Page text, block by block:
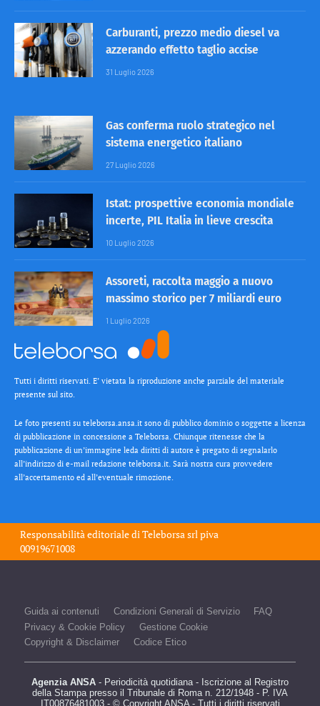
Carburanti, prezzo medio diesel va
azzerando effetto taglio accise
31 Luglio 2026
Gas conferma ruolo strategico nel
sistema energetico italiano
27 Luglio 2026
Istat: prospettive economia mondiale
incerte, PIL Italia in lieve crescita
10 Luglio 2026
Assoreti, raccolta maggio a nuovo
massimo storico per 7 miliardi euro
1 Luglio 2026
Tutti i diritti riservati. E’ vietata la riproduzione anche parziale del materiale
presente sul sito.
Le foto presenti su teleborsa.ansa.it sono di pubblico dominio o soggette a licenza
di pubblicazione in concessione a Teleborsa. Chiunque ritenesse che la
pubblicazione di un’immagine leda diritti di autore è pregato di segnalarlo
all’indirizzo di e-mail redazione teleborsa.it. Sarà nostra cura provvedere
all’accertamento ed all’eventuale rimozione.
Responsabilità editoriale diTeleborsa srlpiva
00919671008
Guida ai contenuti Condizioni Generali di Servizio
FAQ
Privacy & Cookie Policy
Gestione Cookie
Copyright & Disclaimer
Codice Etico
Agenzia ANSA - Periodicità quotidiana - Iscrizione al Registro
della Stampa presso il Tribunale di Roma n. 212/1948 - P. IVA
IT00876481003 - © Copyright ANSA - Tutti i diritti riservati